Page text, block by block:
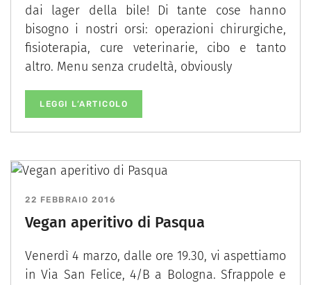
dai lager della bile! Di tante cose hanno
bisogno i nostri orsi: operazioni chirurgiche,
fisioterapia, cure veterinarie, cibo e tanto
altro. Menu senza crudeltà, obviously
LEGGI L’ARTICOLO
22 FEBBRAIO 2016
Vegan aperitivo di Pasqua
Venerdì 4 marzo, dalle ore 19.30, vi aspettiamo
in Via San Felice, 4/B a Bologna. Sfrappole e